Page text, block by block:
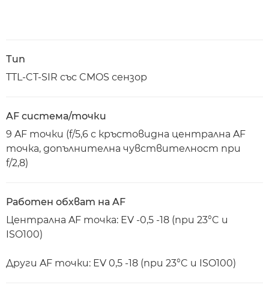
Тип
TTL-CT-SIR със CMOS сензор
AF система/точки
9 AF точки (f/5,6 с кръстовидна централна AF
точка, допълнителна чувствителност при
f/2,8)
Работен обхват на AF
Централна AF точка: EV -0,5 -18 (при 23°C и
ISO100)
Други AF точки: EV 0,5 -18 (при 23°C и ISO100)